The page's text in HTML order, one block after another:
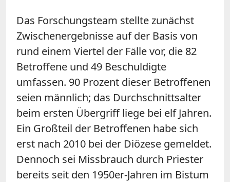
Das Forschungsteam stellte zunächst
Zwischenergebnisse auf der Basis von
rund einem Viertel der Fälle vor, die 82
Betroffene und 49 Beschuldigte
umfassen. 90 Prozent dieser Betroffenen
seien männlich; das Durchschnittsalter
beim ersten Übergriff liege bei elf Jahren.
Ein Großteil der Betroffenen habe sich
erst nach 2010 bei der Diözese gemeldet.
Dennoch sei Missbrauch durch Priester
bereits seit den 1950er-Jahren im Bistum